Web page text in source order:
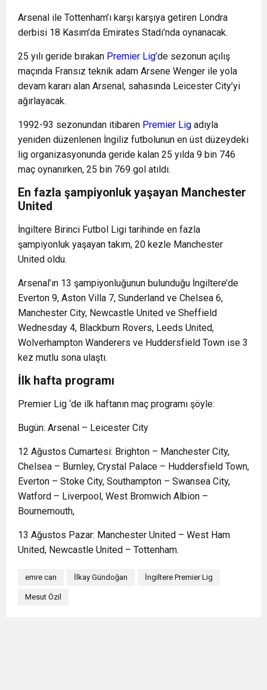
Arsenal ile Tottenham’ı karşı karşıya getiren Londra
derbisi 18 Kasım’da Emirates Stadı’nda oynanacak.
25 yılı geride bırakan Premier Lig’de sezonun açılış
maçında Fransız teknik adam Arsene Wenger ile yola
devam kararı alan Arsenal, sahasında Leicester City’yi
ağırlayacak.
1992-93 sezonundan itibaren Premier Lig adıyla
yeniden düzenlenen İngiliz futbolunun en üst düzeydeki
lig organizasyonunda geride kalan 25 yılda 9 bin 746
maç oynanırken, 25 bin 769 gol atıldı.
En fazla şampiyonluk yaşayan Manchester
United
İngiltere Birinci Futbol Ligi tarihinde en fazla
şampiyonluk yaşayan takım, 20 kezle Manchester
United oldu.
Arsenal’ın 13 şampiyonluğunun bulunduğu İngiltere’de
Everton 9, Aston Villa 7, Sunderland ve Chelsea 6,
Manchester City, Newcastle United ve Sheffield
Wednesday 4, Blackburn Rovers, Leeds United,
Wolverhampton Wanderers ve Huddersfield Town ise 3
kez mutlu sona ulaştı.
İlk hafta programı
Premier Lig ‘de ilk haftanın maç programı şöyle:
Bugün: Arsenal – Leicester City
12 Ağustos Cumartesi: Brighton – Manchester City,
Chelsea – Burnley, Crystal Palace – Huddersfield Town,
Everton – Stoke City, Southampton – Swansea City,
Watford – Liverpool, West Bromwich Albion –
Bournemouth,
13 Ağustos Pazar: Manchester United – West Ham
United, Newcastle United – Tottenham.
emre can İlkay Gündoğan İngiltere Premier Lig
Mesut Özil